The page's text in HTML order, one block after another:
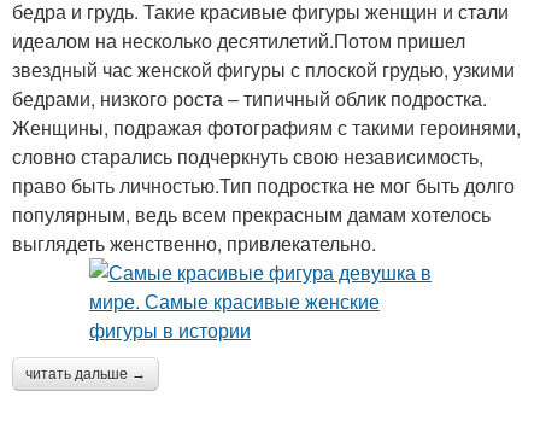
бедра и грудь. Такие красивые фигуры женщин и стали
идеалом на несколько десятилетий.Потом пришел
звездный час женской фигуры с плоской грудью, узкими
бедрами, низкого роста – типичный облик подростка.
Женщины, подражая фотографиям с такими героинями,
словно старались подчеркнуть свою независимость,
право быть личностью.Тип подростка не мог быть долго
популярным, ведь всем прекрасным дамам хотелось
выглядеть женственно, привлекательно.
читать дальше →